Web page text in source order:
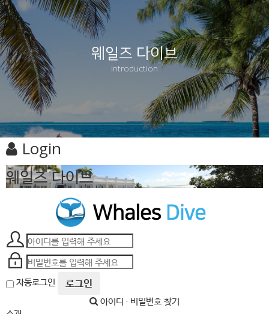
웨일즈 다이브
Introduction
Login
웨일즈 다이브
자동로그인 로그인
아이디 · 비밀번호 찾기